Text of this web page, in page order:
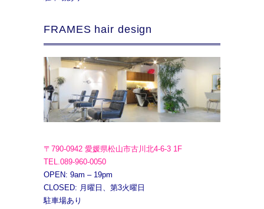
FRAMES hair design
〒790-0942 愛媛県松山市古川北4-6-3 1F
TEL.089-960-0050
OPEN: 9am – 19pm
CLOSED: 月曜日、第3火曜日
駐車場あり